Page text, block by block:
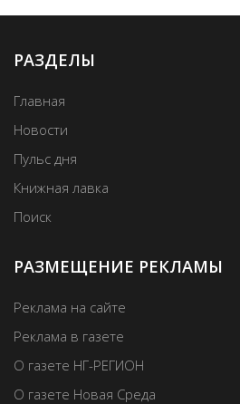
РАЗДЕЛЫ
Главная
Новости
Пульс дня
Книжная лавка
Поиск
РАЗМЕЩЕНИЕ РЕКЛАМЫ
Реклама на сайте
Реклама в газете
О газете НГ-РЕГИОН
О газете Новая Среда